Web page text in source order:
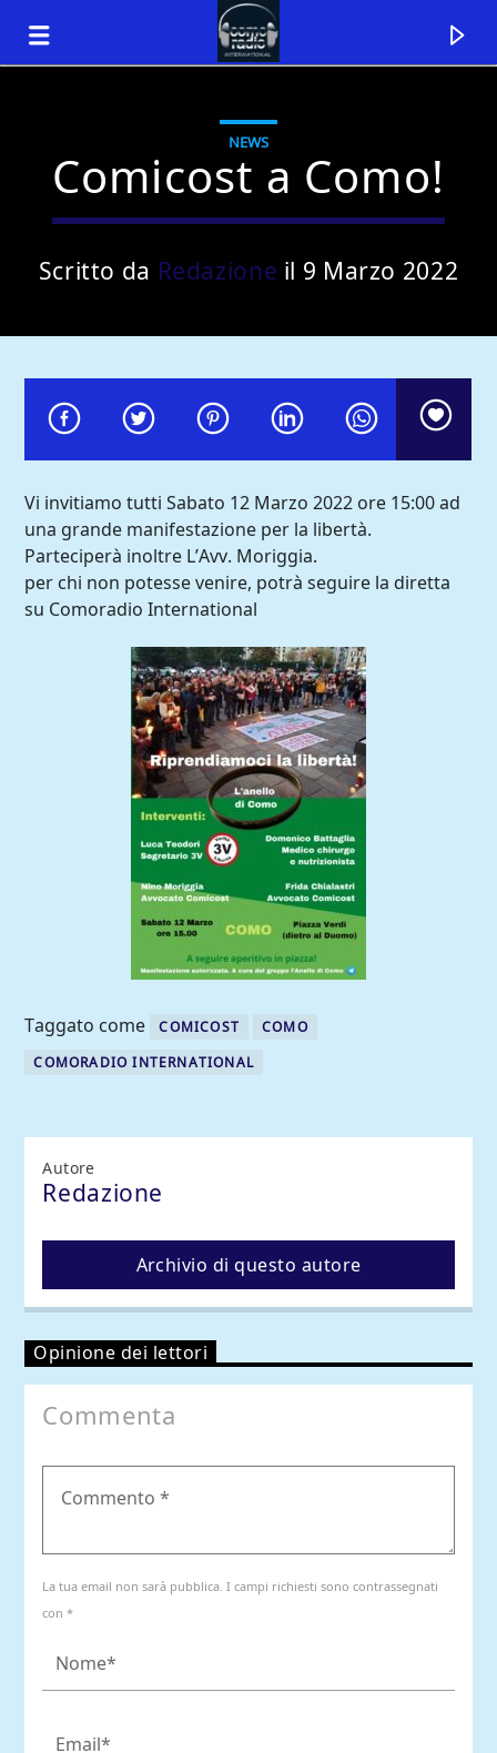
Traccia corrente
Titolo
Comoradio International
NEWS
Comicost a Como!
Scritto da Redazione il 9 Marzo 2022
Vi invitiamo tutti Sabato 12 Marzo 2022 ore 15:00 ad
una grande manifestazione per la libertà.
Parteciperà inoltre L’Avv. Moriggia.
per chi non potesse venire, potrà seguire la diretta
su Comoradio International
Taggato come COMICOST
COMO
COMORADIO INTERNATIONAL
Autore
Redazione
Archivio di questo autore
Opinione dei lettori
Commenta
La tua email non sarà pubblica. I campi richiesti sono contrassegnati
con *